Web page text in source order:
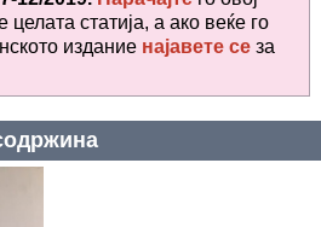
целата статија, а ако веќе го
издание најавете се за